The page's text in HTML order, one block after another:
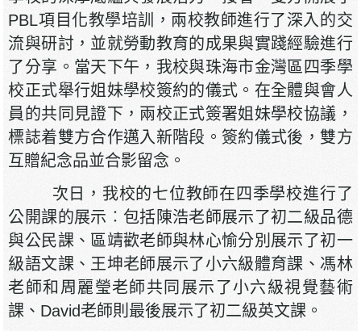
PBL項目化教學培訓，兩校教師進行了深入的交
流與研討，並就勞動教育的成果與實踐經驗進行
了分享。當天下午，我校與珠海市金灣區四季學
校正式舉行姐妹學校簽約的儀式。在全體與會人
員的共同見證下，兩校正式簽署姐妹學校協議，
標誌着雙方合作邁入新階段。簽約儀式後，雙方
互贈紀念品並合影留念。
次日，我校的七位教師在四季學校進行了
公開課的展示︰包括陳浩老師展示了初二級品德
與公民課、區靖歡老師與林心愉分別展示了初一
級語文課、王坤老師展示了小六級體育課、馮林
老師和周麗瑩老師共同展示了小六級視覺藝術
課、David老師則最後展示了初二級英文課。